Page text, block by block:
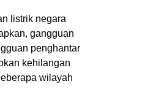
listrik negara
gangguan
penghantar
kehilangan
wilayah